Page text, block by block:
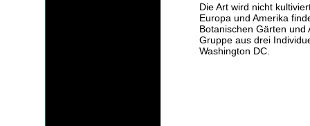
Die Art wird nicht
Europa und Amerika
Botanischen Gärten
Gruppe aus drei
Washington DC.